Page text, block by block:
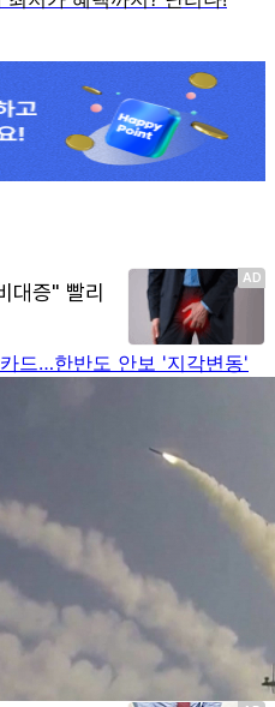
드…한반도 안보 '지각변동'